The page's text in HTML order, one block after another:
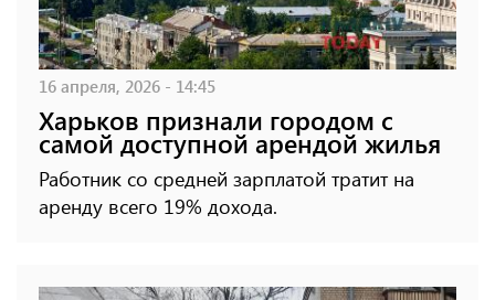
16 апреля, 2026 - 14:45
Харьков признали городом с
самой доступной арендой жилья
Работник со средней зарплатой тратит на
аренду всего 19% дохода.